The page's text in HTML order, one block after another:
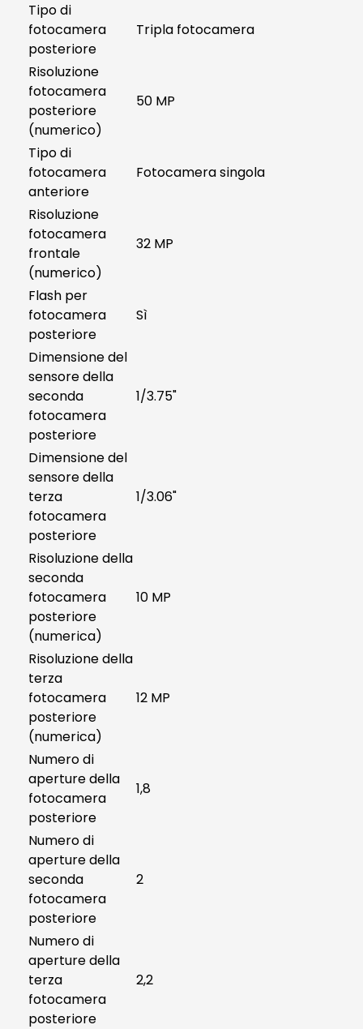
Tipo di
fotocamera
posteriore
Tripla fotocamera
Risoluzione
fotocamera
posteriore
(numerico)
50 MP
Tipo di
fotocamera
anteriore
Fotocamera singola
Risoluzione
fotocamera
frontale
(numerico)
32 MP
Flash per
fotocamera
posteriore
Sì
Dimensione del
sensore della
seconda
fotocamera
posteriore
1/3.75"
Dimensione del
sensore della
terza
fotocamera
posteriore
1/3.06"
Risoluzione della
seconda
fotocamera
posteriore
(numerica)
10 MP
Risoluzione della
terza
fotocamera
posteriore
(numerica)
12 MP
Numero di
aperture della
fotocamera
posteriore
1,8
Numero di
aperture della
seconda
fotocamera
posteriore
2
Numero di
aperture della
terza
fotocamera
posteriore
2,2